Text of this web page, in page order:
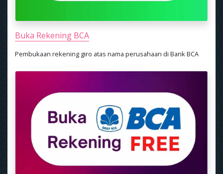
Buka Rekening BCA
Pembukaan rekening giro atas nama perusahaan di Bank BCA